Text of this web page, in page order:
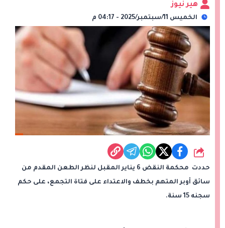
هير نيوز
الخميس 11/سبتمبر/2025 - 04:17 م
شارك
حددت محكمة النقض 6 يناير المقبل لنظر الطعن المقدم من
سائق أوبر المتهم بخطف والاعتداء على فتاة التجمع، على حكم
سجنه 15 سنة.